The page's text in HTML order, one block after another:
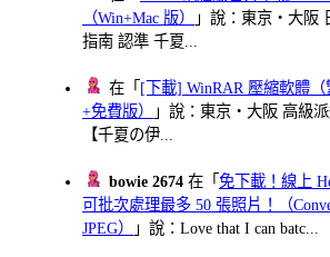
（Win+Mac 版）
」說：東京・大阪
指南 認準 千夏...
在「 [下載] WinRAR 壓縮軟體
+免費版）
」說：東京・大阪 高級
【千夏の伊...
bowie 2674 在「免下載！線上
可批次處理最多 50 張照片！（
JPEG）
」說：Love that I can batc...